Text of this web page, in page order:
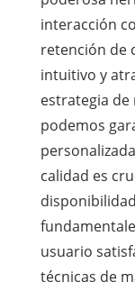
interacción
retención de
intuitivo y
estrategia de
podemos
calidad es
usuario
técnicas de